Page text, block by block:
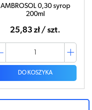
AMBROSOL 0,30 syrop
200ml
25,83 zł / szt.
DO KOSZYKA